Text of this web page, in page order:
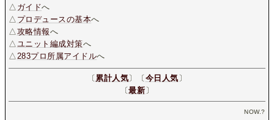
△ ガイドへ
△ プロデュースの基本へ
△ 攻略情報へ
△ ユニット編成対策へ
△ 283プロ所属アイドルへ
〔 累計人気〕〔 今日人気 〕
〔最新 〕
NOW.?